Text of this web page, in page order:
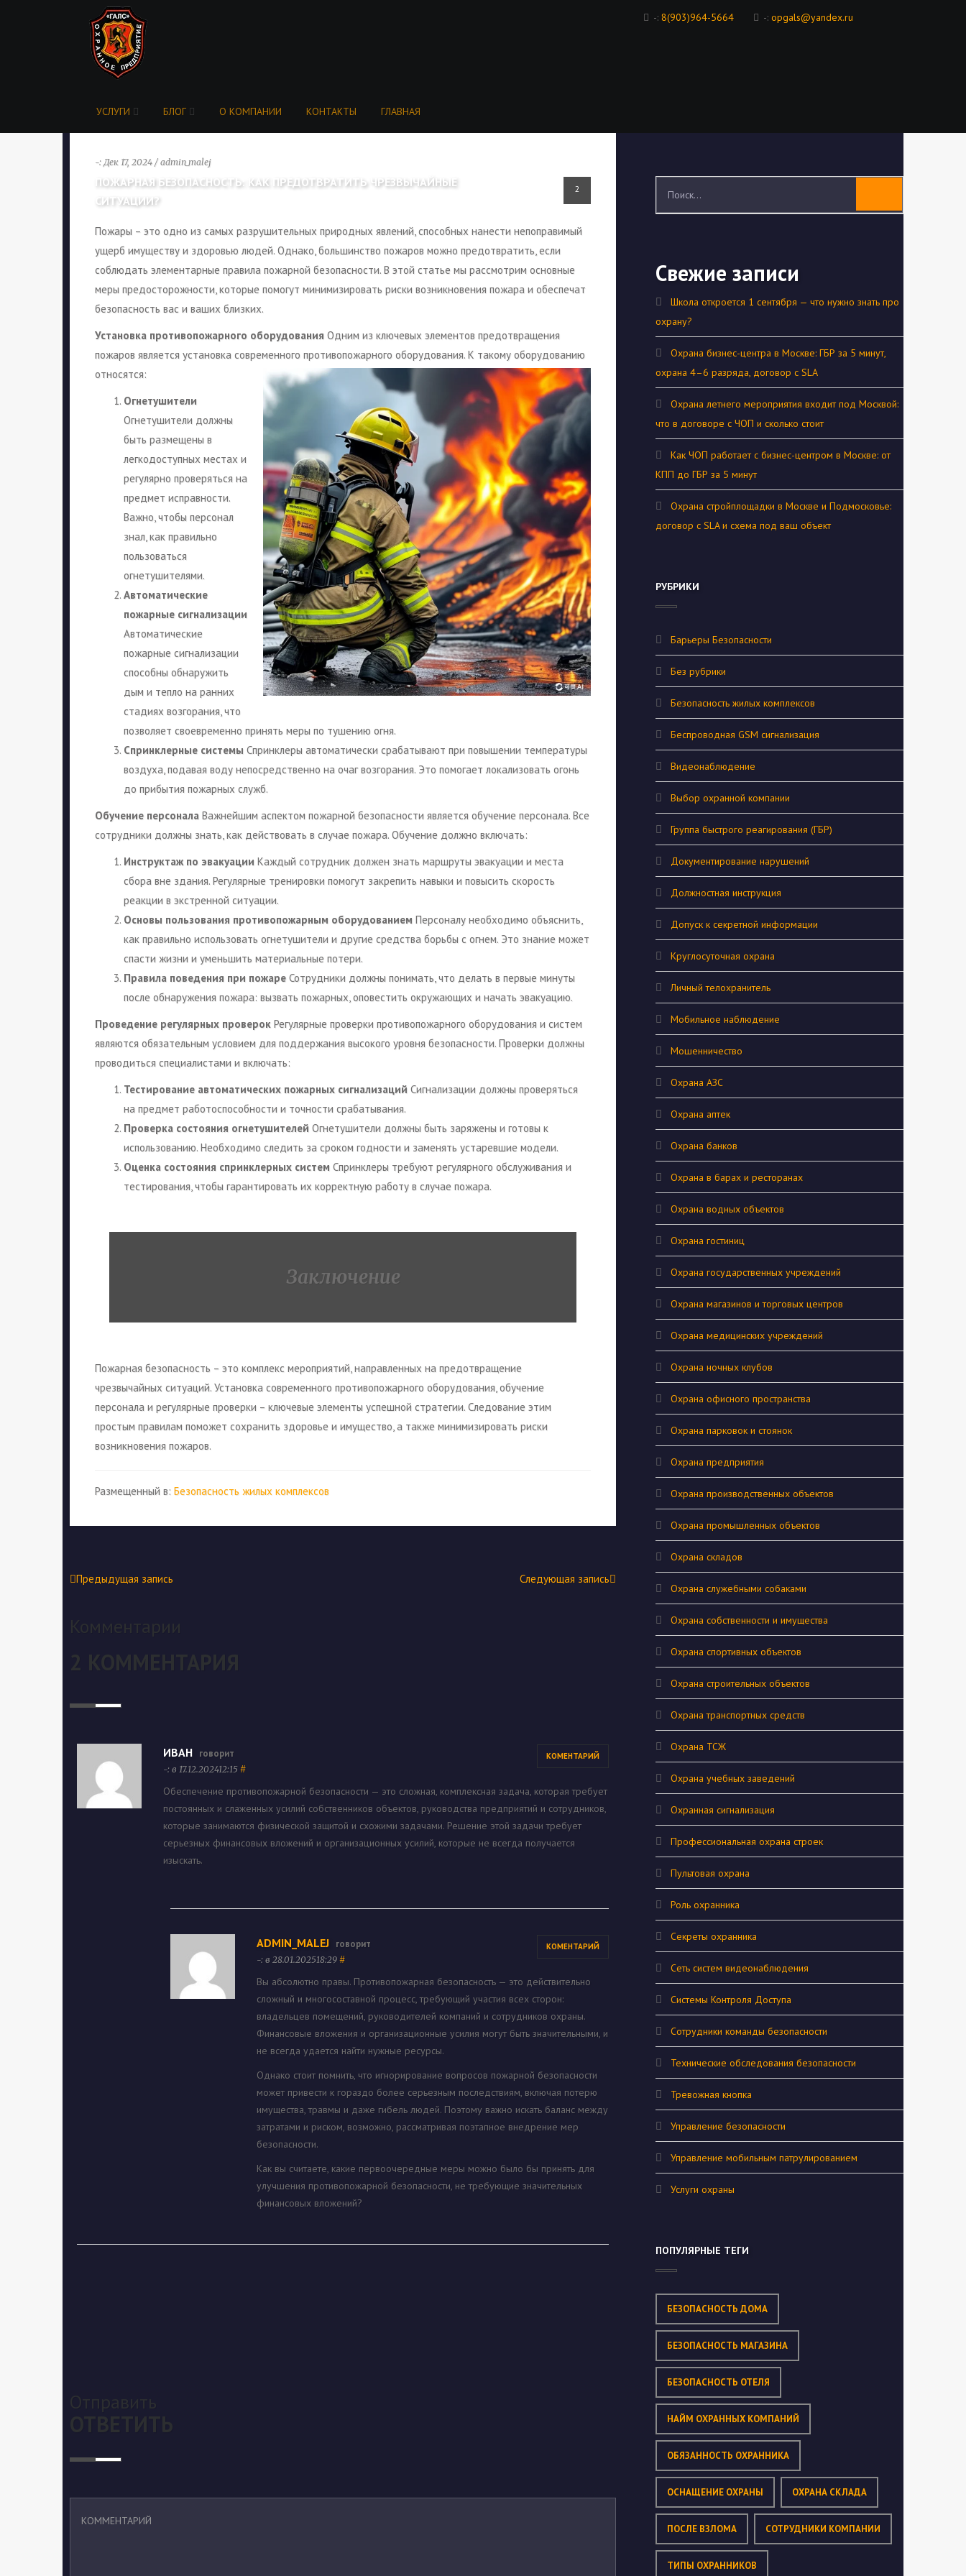
-: 8(903)964-5664 -: opgals@yandex.ru
УСЛУГИ БЛОГ О КОМПАНИИ КОНТАКТЫ ГЛАВНАЯ
-: Дек 17, 2024 / admin_malej
ПОЖАРНАЯ БЕЗОПАСНОСТЬ: КАК ПРЕДОТВРАТИТЬ ЧРЕЗВЫЧАЙНЫЕ
СИТУАЦИИ?
2
Пожары – это одно из самых разрушительных природных явлений, способных нанести непоправимый
ущерб имуществу и здоровью людей. Однако, большинство пожаров можно предотвратить, если
соблюдать элементарные правила пожарной безопасности. В этой статье мы рассмотрим основные
меры предосторожности, которые помогут минимизировать риски возникновения пожара и обеспечат
безопасность вас и ваших близких.
Установка противопожарного оборудования Одним из ключевых элементов предотвращения
пожаров является установка современного противопожарного оборудования. К такому оборудованию
относятся:
Огнетушители
Огнетушители должны
быть размещены в
легкодоступных местах и
регулярно проверяться на
предмет исправности.
Важно, чтобы персонал
знал, как правильно
пользоваться
огнетушителями.
Автоматические
пожарные сигнализации
Автоматические
пожарные сигнализации
способны обнаружить
дым и тепло на ранних
стадиях возгорания, что
позволяет своевременно принять меры по тушению огня.
Спринклерные системы Спринклеры автоматически срабатывают при повышении температуры
воздуха, подавая воду непосредственно на очаг возгорания. Это помогает локализовать огонь
до прибытия пожарных служб.
Обучение персонала Важнейшим аспектом пожарной безопасности является обучение персонала. Все
сотрудники должны знать, как действовать в случае пожара. Обучение должно включать:
Инструктаж по эвакуации Каждый сотрудник должен знать маршруты эвакуации и места
сбора вне здания. Регулярные тренировки помогут закрепить навыки и повысить скорость
реакции в экстренной ситуации.
Основы пользования противопожарным оборудованием Персоналу необходимо объяснить,
как правильно использовать огнетушители и другие средства борьбы с огнем. Это знание может
спасти жизни и уменьшить материальные потери.
Правила поведения при пожаре Сотрудники должны понимать, что делать в первые минуты
после обнаружения пожара: вызвать пожарных, оповестить окружающих и начать эвакуацию.
Проведение регулярных проверок Регулярные проверки противопожарного оборудования и систем
являются обязательным условием для поддержания высокого уровня безопасности. Проверки должны
проводиться специалистами и включать:
Тестирование автоматических пожарных сигнализаций Сигнализации должны проверяться
на предмет работоспособности и точности срабатывания.
Проверка состояния огнетушителей Огнетушители должны быть заряжены и готовы к
использованию. Необходимо следить за сроком годности и заменять устаревшие модели.
Оценка состояния спринклерных систем Спринклеры требуют регулярного обслуживания и
тестирования, чтобы гарантировать их корректную работу в случае пожара.
Заключение
Пожарная безопасность – это комплекс мероприятий, направленных на предотвращение
чрезвычайных ситуаций. Установка современного противопожарного оборудования, обучение
персонала и регулярные проверки – ключевые элементы успешной стратегии. Следование этим
простым правилам поможет сохранить здоровье и имущество, а также минимизировать риски
возникновения пожаров.
Размещенный в: Безопасность жилых комплексов
Предыдущая запись Следующая запись
Комментарии
2 КОММЕНТАРИЯ
ИВАН говорит
-: в 17.12.202412:15 #
КОМЕНТАРИЙ
Обеспечение противопожарной безопасности — это сложная, комплексная задача, которая требует
постоянных и слаженных усилий собственников объектов, руководства предприятий и сотрудников,
которые занимаются физической защитой и схожими задачами. Решение этой задачи требует
серьезных финансовых вложений и организационных усилий, которые не всегда получается
изыскать.
ADMIN_MALEJ говорит
-: в 28.01.202518:29 #
КОМЕНТАРИЙ
Вы абсолютно правы. Противопожарная безопасность — это действительно
сложный и многосоставной процесс, требующий участия всех сторон:
владельцев помещений, руководителей компаний и сотрудников охраны.
Финансовые вложения и организационные усилия могут быть значительными, и
не всегда удается найти нужные ресурсы.
Однако стоит помнить, что игнорирование вопросов пожарной безопасности
может привести к гораздо более серьезным последствиям, включая потерю
имущества, травмы и даже гибель людей. Поэтому важно искать баланс между
затратами и риском, возможно, рассматривая поэтапное внедрение мер
безопасности.
Как вы считаете, какие первоочередные меры можно было бы принять для
улучшения противопожарной безопасности, не требующие значительных
финансовых вложений?
Отправить
ОТВЕТИТЬ
Свежие записи
Школа откроется 1 сентября — что нужно знать про
охрану?
Охрана бизнес-центра в Москве: ГБР за 5 минут,
охрана 4–6 разряда, договор с SLA
Охрана летнего мероприятия входит под Москвой:
что в договоре с ЧОП и сколько стоит
Как ЧОП работает с бизнес-центром в Москве: от
КПП до ГБР за 5 минут
Охрана стройплощадки в Москве и Подмосковье:
договор с SLA и схема под ваш объект
РУБРИКИ
Барьеры Безопасности
Без рубрики
Безопасность жилых комплексов
Беспроводная GSM сигнализация
Видеонаблюдение
Выбор охранной компании
Группа быстрого реагирования (ГБР)
Документирование нарушений
Должностная инструкция
Допуск к секретной информации
Круглосуточная охрана
Личный телохранитель
Мобильное наблюдение
Мошенничество
Охрана АЗС
Охрана аптек
Охрана банков
Охрана в барах и ресторанах
Охрана водных объектов
Охрана гостиниц
Охрана государственных учреждений
Охрана магазинов и торговых центров
Охрана медицинских учреждений
Охрана ночных клубов
Охрана офисного пространства
Охрана парковок и стоянок
Охрана предприятия
Охрана производственных объектов
Охрана промышленных объектов
Охрана складов
Охрана служебными собаками
Охрана собственности и имущества
Охрана спортивных объектов
Охрана строительных объектов
Охрана транспортных средств
Охрана ТСЖ
Охрана учебных заведений
Охранная сигнализация
Профессиональная охрана строек
Пультовая охрана
Роль охранника
Секреты охранника
Сеть систем видеонаблюдения
Системы Контроля Доступа
Сотрудники команды безопасности
Технические обследования безопасности
Тревожная кнопка
Управление безопасности
Управление мобильным патрулированием
Услуги охраны
ПОПУЛЯРНЫЕ ТЕГИ
БЕЗОПАСНОСТЬ ДОМА
БЕЗОПАСНОСТЬ МАГАЗИНА
БЕЗОПАСНОСТЬ ОТЕЛЯ
НАЙМ ОХРАННЫХ КОМПАНИЙ
ОБЯЗАННОСТЬ ОХРАННИКА
ОСНАЩЕНИЕ ОХРАНЫ ОХРАНА СКЛАДА
ПОСЛЕ ВЗЛОМА СОТРУДНИКИ КОМПАНИИ
ТИПЫ ОХРАННИКОВ